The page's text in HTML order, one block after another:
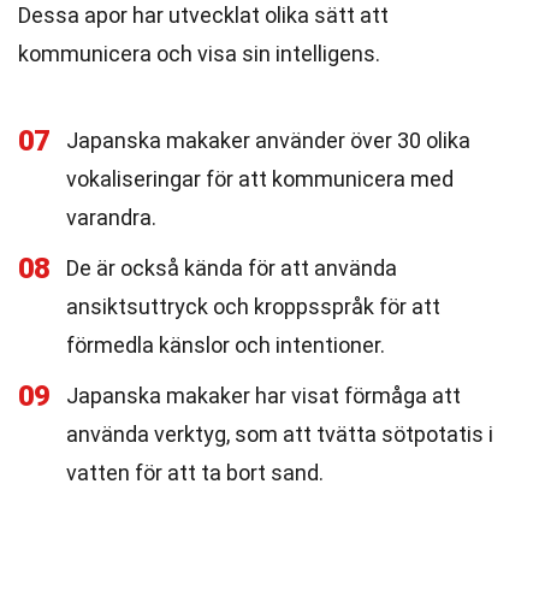
Dessa apor har utvecklat olika sätt att
kommunicera och visa sin intelligens.
07
Japanska makaker använder över 30 olika
vokaliseringar för att kommunicera med
varandra.
08
De är också kända för att använda
ansiktsuttryck och kroppsspråk för att
förmedla känslor och intentioner.
09
Japanska makaker har visat förmåga att
använda verktyg, som att tvätta sötpotatis i
vatten för att ta bort sand.